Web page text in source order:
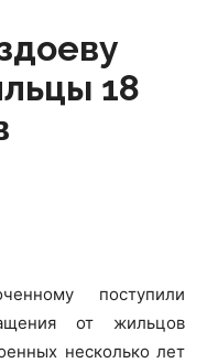
18
поступили
от жильцов
несколько лет